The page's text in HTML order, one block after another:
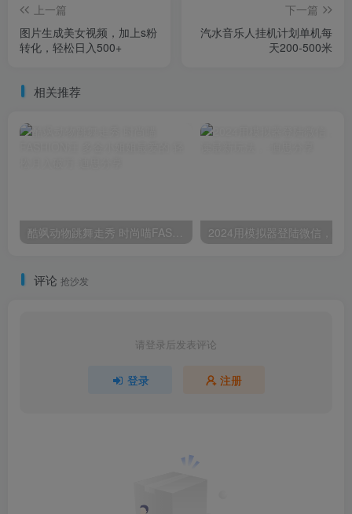
上一篇
图片生成美女视频，加上s粉
转化，轻松日入500+
下一篇
汽水音乐人挂机计划单机每
天200-500米
相关推荐
评论 抢沙发
请登录后发表评论
登录 注册